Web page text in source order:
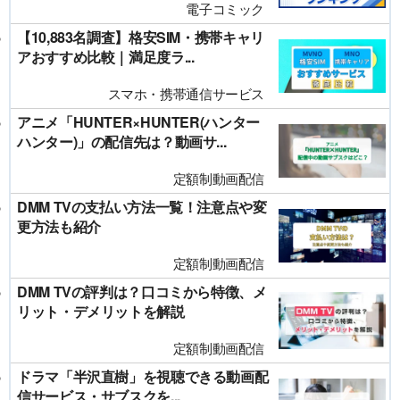
電子コミック
【10,883名調査】格安SIM・携帯キャリ
アおすすめ比較｜満足度ラ...
スマホ・携帯通信サービス
アニメ「HUNTER×HUNTER(ハンター
ハンター)」の配信先は？動画サ...
定額制動画配信
DMM TVの支払い方法一覧！注意点や変
更方法も紹介
定額制動画配信
DMM TVの評判は？口コミから特徴、メ
リット・デメリットを解説
定額制動画配信
ドラマ「半沢直樹」を視聴できる動画配